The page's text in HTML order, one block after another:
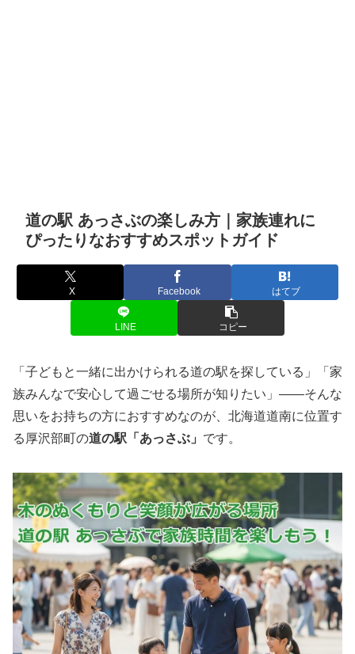
道の駅 あっさぶの楽しみ方｜家族連れに
ぴったりなおすすめスポットガイド
X Facebook はてブ
LINE コピー
「子どもと一緒に出かけられる道の駅を探している」「家
族みんなで安心して過ごせる場所が知りたい」――そんな
思いをお持ちの方におすすめなのが、北海道道南に位置す
る厚沢部町の道の駅「あっさぶ」 です。